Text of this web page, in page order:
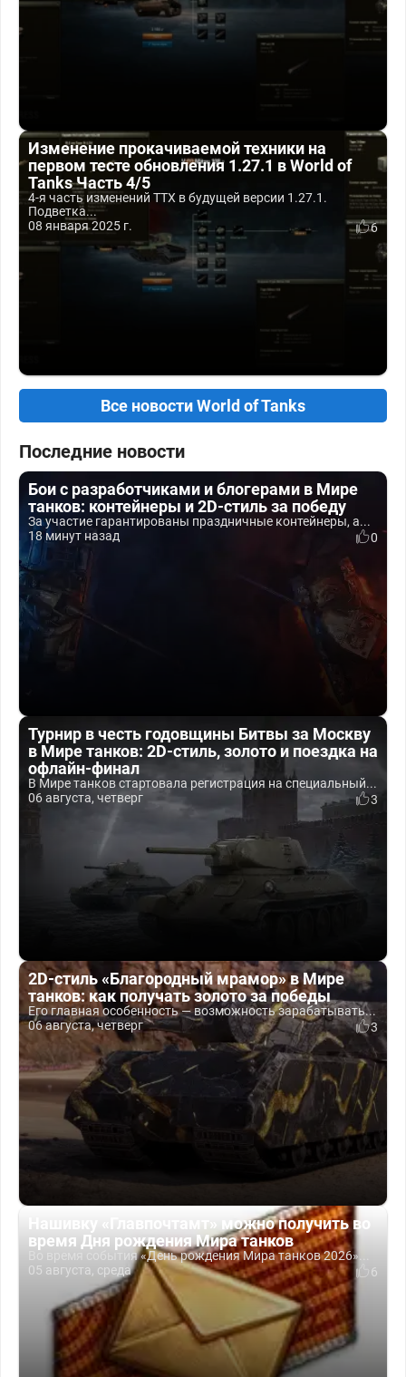
Изменение прокачиваемой техники на
первом тесте обновления 1.27.1 в World of
Tanks Часть 4/5
4-я часть изменений ТТХ в будущей версии 1.27.1.
Подветка...
08 января 2025 г.
6
Все новости World of Tanks
Последние новости
Бои с разработчиками и блогерами в Мире
танков: контейнеры и 2D-стиль за победу
За участие гарантированы праздничные контейнеры, а...
18 минут назад
0
Турнир в честь годовщины Битвы за Москву
в Мире танков: 2D-стиль, золото и поездка на
офлайн-финал
В Мире танков стартовала регистрация на специальный...
06 августа, четверг
3
2D-стиль «Благородный мрамор» в Мире
танков: как получать золото за победы
Его главная особенность — возможность зарабатывать...
06 августа, четверг
3
Нашивку «Главпочтамт» можно получить во
время Дня рождения Мира танков
Во время события «День рождения Мира танков 2026»...
05 августа, среда
6